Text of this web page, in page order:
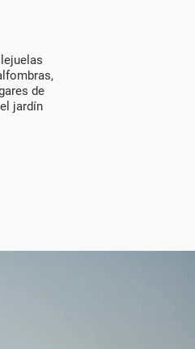
de
jardín